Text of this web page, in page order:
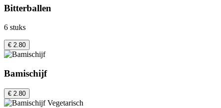
Bitterballen
6 stuks
€ 2.80
Bamischijf
€ 2.80